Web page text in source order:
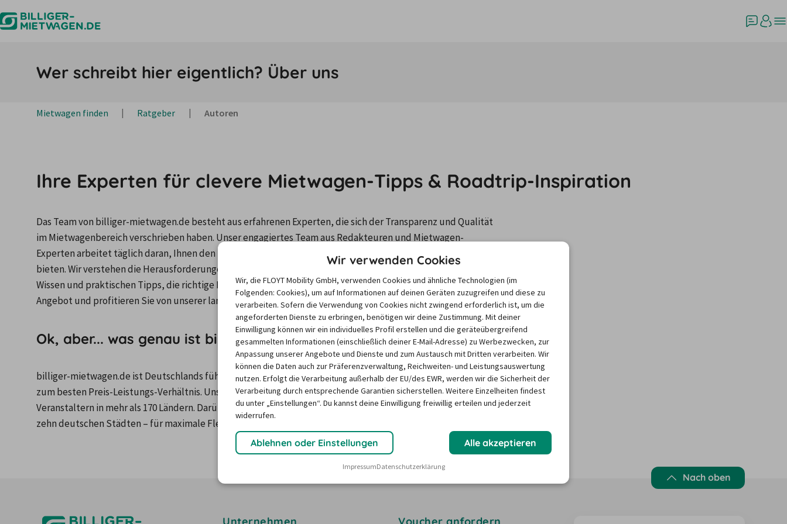
Wer schreibt hier eigentlich? Über uns
Mietwagen finden Ratgeber Autoren
Ihre Experten für clevere Mietwagen-Tipps & Roadtrip-Inspiration
Das Team von billiger-mietwagen.de besteht aus erfahrenen Experten, die sich der Transparenz und Qualität
im Mietwagenbereich verschrieben haben. Unser engagiertes Team aus Redakteuren und Mietwagen-
Experten arbeitet täglich daran, Ihnen den bestmöglichen Service und die relevantesten Informationen zu
bieten. Wir verstehen die Herausforderungen bei der Mietwagenbuchung und helfen Ihnen mit fundiertem
Wissen und praktischen Tipps, die richtige Entscheidung zu treffen. Entdecken Sie unser umfassendes
Angebot und profitieren Sie von unserer langjährigen Erfahrung.
Ok, aber... was genau ist billiger-mietwagen.de?
billiger-mietwagen.de ist Deutschlands führender Mietwagen-Preisvergleich und findet weltweit Mietwagen
zum besten Preis-Leistungs-Verhältnis. Unser Portfolio umfasst Angebote von über 150 Vermietern und
Veranstaltern in mehr als 170 Ländern. Darüber hinaus bieten wir Ihnen in unserer App Carsharing-Optionen in
zehn deutschen Städten – für maximale Flexibilität im Alltag und auf Reisen.
Nach oben
Wir verwenden Cookies
Wir, die FLOYT Mobility GmbH, verwenden Cookies und ähnliche Technologien (im
Folgenden: Cookies), um auf Informationen auf deinen Geräten zuzugreifen und diese zu
verarbeiten. Sofern die Verwendung von Cookies nicht zwingend erforderlich ist, um die
angeforderten Dienste zu erbringen, benötigen wir deine Zustimmung. Mit deiner
Einwilligung können wir ein individuelles Profil erstellen und die geräteübergreifend
gesammelten Informationen (einschließlich deiner E-Mail-Adresse) zu Werbezwecken, zur
Anpassung unserer Angebote und Dienste und zum Austausch mit Dritten verarbeiten. Wir
können die Daten auch zur Präferenzverwaltung, Reichweiten- und Leistungsauswertung
nutzen. Erfolgt die Verarbeitung außerhalb der EU/des EWR, werden wir die Sicherheit der
Verarbeitung durch entsprechende Garantien sicherstellen. Weitere Einzelheiten findest
du unter „Einstellungen“. Du kannst deine Einwilligung freiwillig erteilen und jederzeit
widerrufen.
Ablehnen oder Einstellungen Alle akzeptieren
ImpressumDatenschutzerklärung